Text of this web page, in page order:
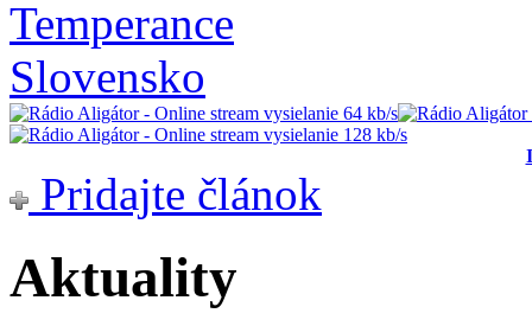
Pridajte článok
Aktuality